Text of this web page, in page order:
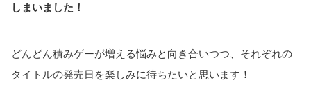
しまいました！
どんどん積みゲーが増える悩みと向き合いつつ、それぞれの
タイトルの発売日を楽しみに待ちたいと思います！